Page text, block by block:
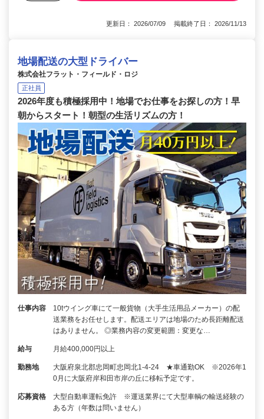
更新日： 2026/07/09 掲載終了日： 2026/11/13
地場配送の大型ドライバー
株式会社フラット・フィールド・ロジ
正社員
2026年度も積極採用中！地場でお仕事をお探しの方！早
朝からスタート！朝型の生活リズムの方！
仕事内容
10tウイング車にて一般貨物（大手生活用品メーカー）の配
送業務をお任せします。配送エリアは地場のため長距離配送
はありません。 ◎業務内容の変更範囲：変更な…
給与 月給400,000円以上
勤務地
大阪府泉北郡忠岡町忠岡北1-4-24 ★車通勤OK ※2026年1
0月に大阪府岸和田市岸の丘に移転予定です。
応募資格
大型自動車運転免許 ※運送業界にて大型車輌の輸送経験の
ある方（年数は問いません）